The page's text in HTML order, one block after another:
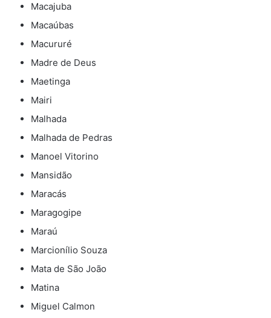
Macajuba
Macaúbas
Macururé
Madre de Deus
Maetinga
Mairi
Malhada
Malhada de Pedras
Manoel Vitorino
Mansidão
Maracás
Maragogipe
Maraú
Marcionílio Souza
Mata de São João
Matina
Miguel Calmon